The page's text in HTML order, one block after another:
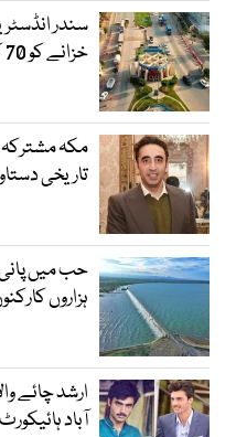
سندر
خزانے کو 70 کروڑ سے زائد کا نقصان
مکہ
تاریخی
حب میں
ہزاروں
ارشد چائے
آباد